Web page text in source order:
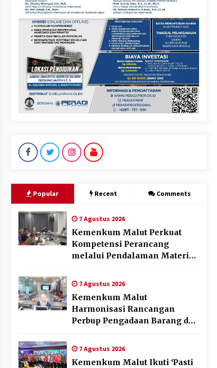
Popular Recent Comments
7 Agustus 2026
Kemenkum Malut Perkuat
Kompetensi Perancang
melalui Pendalaman Materi
Daerah
7 Agustus 2026
Kemenkum Malut
Harmonisasi Rancangan
Perbup Pengadaan Barang dan
7 Agustus 2026
Kemenkum Malut Ikuti ‘Pasti